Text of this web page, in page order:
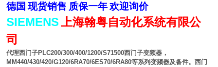
德国 现货销售 质保一年 欢迎询价
SIEMENS 上海翰粤自动化系统有限公
司
代理西门子PLC200/300/400/1200/S71500西门子变频器，
MM440/430/420/G120/6RA70/6ES70/6RA80等系列变频器及备件。西门